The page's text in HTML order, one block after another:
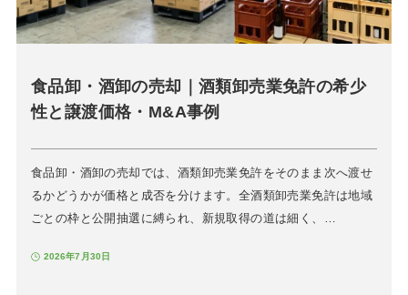
食品卸・酒卸の売却｜酒類卸売業免許の希少
性と譲渡価格・M&A事例
食品卸・酒卸の売却では、酒類卸売業免許をそのまま次へ渡せ
るかどうかが価格と成否を分けます。全酒類卸売業免許は地域
ごとの枠と公開抽選に縛られ、新規取得の道は細く、…
2026年7月30日